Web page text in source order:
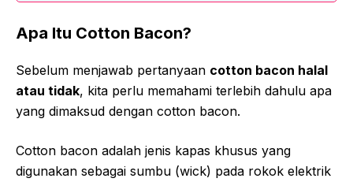
Apa Itu Cotton Bacon?
Sebelum menjawab pertanyaan cotton bacon halal
atau tidak, kita perlu memahami terlebih dahulu apa
yang dimaksud dengan cotton bacon.
Cotton bacon adalah jenis kapas khusus yang
digunakan sebagai sumbu (wick) pada rokok elektrik